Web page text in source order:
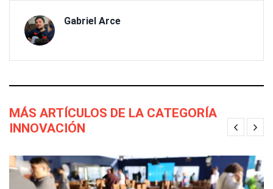
Gabriel Arce
MÁS ARTÍCULOS DE LA CATEGORÍA
INNOVACIÓN